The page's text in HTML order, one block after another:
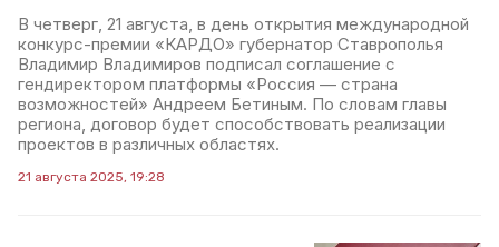
В четверг, 21 августа, в день открытия международной
конкурс-премии «КАРДО» губернатор Ставрополья
Владимир Владимиров подписал соглашение с
гендиректором платформы «Россия — страна
возможностей» Андреем Бетиным. По словам главы
региона, договор будет способствовать реализации
проектов в различных областях.
21 августа 2025, 19:28